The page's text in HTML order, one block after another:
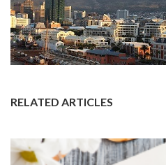
RELATED ARTICLES